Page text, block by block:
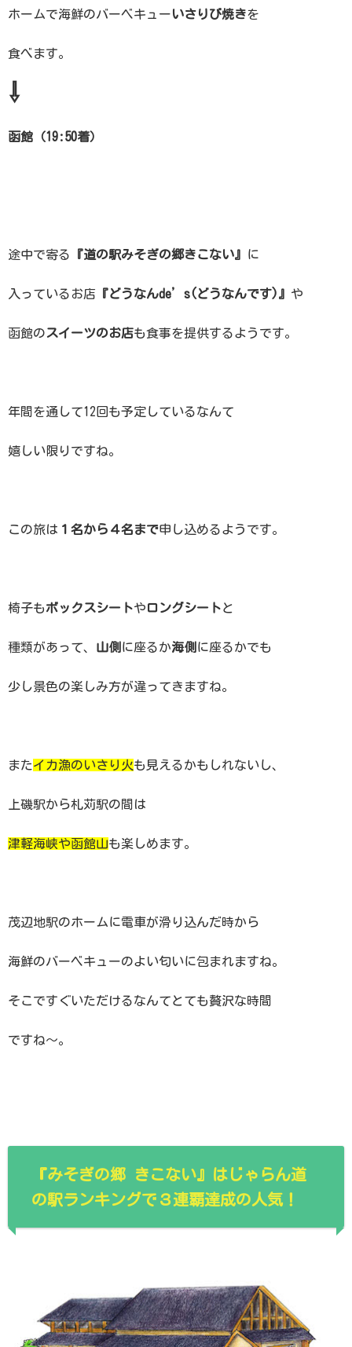
ホームで海鮮のバーベキューいさりび焼きを
食べます。
⇩
函館（19:50着）
途中で寄る 『道の駅みそぎの郷きこない』 に
入っているお店 『どうなんde’s(どうなんです)』 や
函館のスイーツのお店も食事を提供するようです。
年間を通して12回も予定しているなんて
嬉しい限りですね。
この旅は １名から４名まで申し込めるようです。
椅子もボックスシートやロングシートと
種類があって、 山側 に座るか海側 に座るかでも
少し景色の楽しみ方が違ってきますね。
またイカ漁のいさり火も見えるかもしれないし、
上磯駅から札苅駅の間は
津軽海峡や函館山も楽しめます。
茂辺地駅のホームに電車が滑り込んだ時から
海鮮のバーベキューのよい匂いに包まれますね。
そこですぐいただけるなんてとても贅沢な時間
ですね〜。
『みそぎの郷 きこない』はじゃらん道
の駅ランキングで３連覇達成の人気！